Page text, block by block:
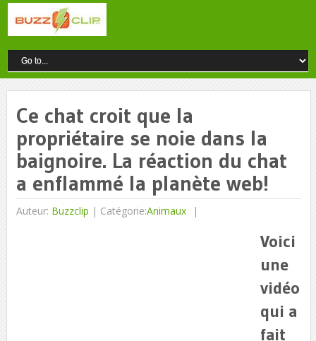
Ce chat croit que la
propriétaire se noie dans la
baignoire. La réaction du chat
a enflammé la planète web!
Auteur: Buzzclip | Catégorie:Animaux
Voici
une
vidéo
qui a
fait